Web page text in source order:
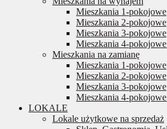
Mieszkania 1-pokojowe
Mieszkania 2-pokojowe
Mieszkania 3-pokojowe
Mieszkania 4-
Mieszkania na zamianę
Mieszkania 1-pokojowe
Mieszkania 2-pokojowe
Mieszkania 3-pokojowe
Mieszkania 4-
LOKALE
Lokale użytkowe na sprzedaż